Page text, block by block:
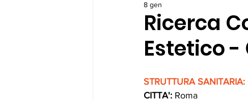
Personale non medico
Ricerca
Estetico -
8 gen
STRUTTURA SANITARIA:
CITTA': Roma